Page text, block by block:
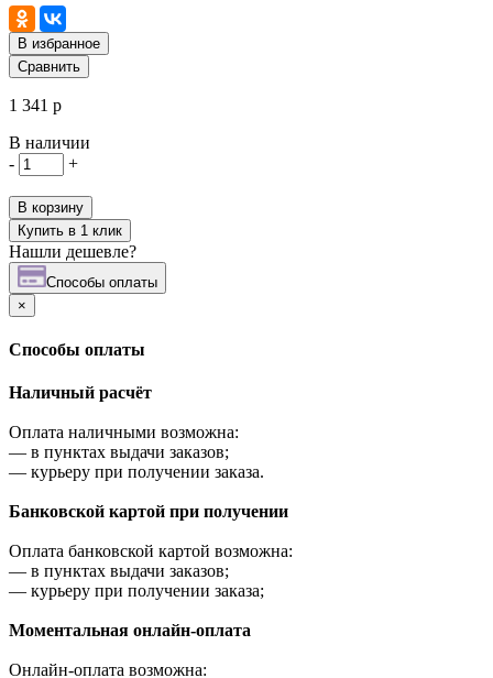
В избранное
Сравнить
1 341 р
В наличии
-
+
В корзину
Купить в 1 клик
Нашли дешевле?
Cпособы оплаты
×
Cпособы оплаты
Наличный расчёт
Оплата наличными возможна:
— в пунктах выдачи заказов;
— курьеру при получении заказа.
Банковской картой при получении
Оплата банковской картой возможна:
— в пунктах выдачи заказов;
— курьеру при получении заказа;
Моментальная онлайн-оплата
Онлайн-оплата возможна: